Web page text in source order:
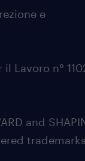
e
Lavoro n°
and